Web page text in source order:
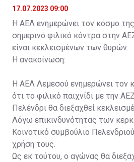
17.07.2023 09:00
Η ΑΕΛ ενημερώνει τον κόσμο
σημερινό φιλικό κόντρα στην
είναι κεκλεισμένων των θυρών.
Η ανακοίνωση:
Η ΑΕΛ Λεμεσού ενημερώνει τον
ότι το φιλικό παιχνίδι με την
Πελένδρι θα διεξαχθεί
Λόγω επικινδυνότητας των
Κοινοτικό συμβούλιο
χρήση τους.
Ως εκ τούτου, ο αγώνας θα